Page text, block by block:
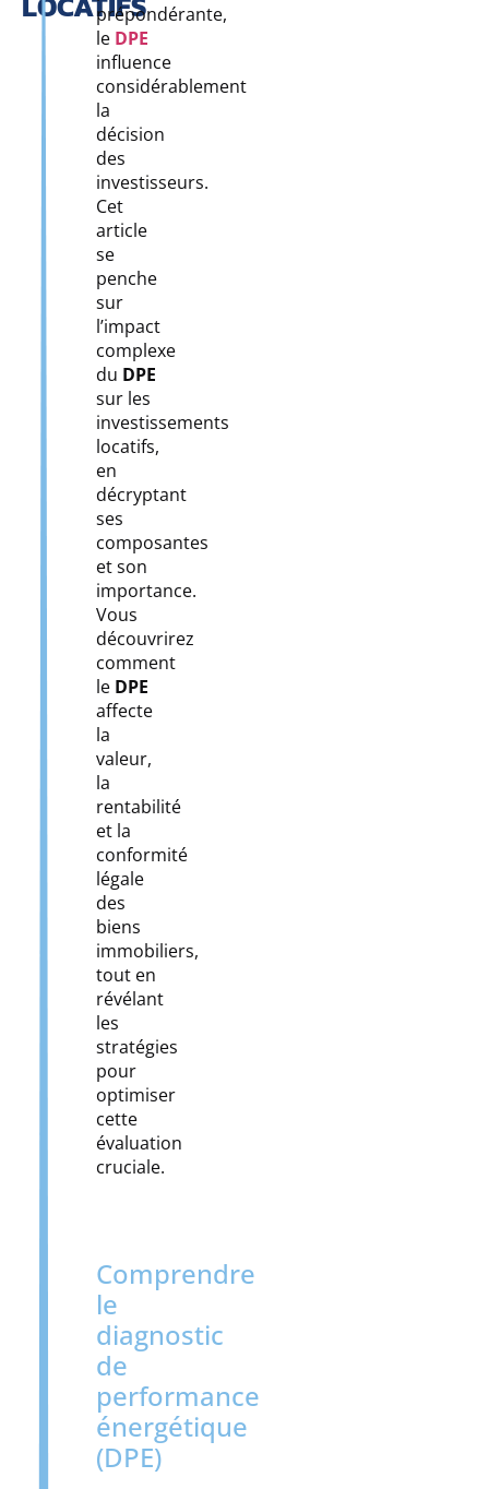
prépondérante,
le DPE
influence
considérablement
la
décision
des
investisseurs.
Cet
article
se
penche
sur
l’impact
complexe
du DPE
sur les
investissements
locatifs,
en
décryptant
ses
composantes
et son
importance.
Vous
découvrirez
comment
le DPE
affecte
la
valeur,
la
rentabilité
et la
conformité
légale
des
biens
immobiliers,
tout en
révélant
les
stratégies
pour
optimiser
cette
évaluation
cruciale.
Comprendre
le
diagnostic
de
performance
énergétique
(DPE)